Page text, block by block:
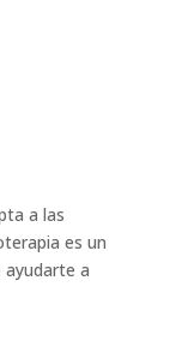
a las
es un
a